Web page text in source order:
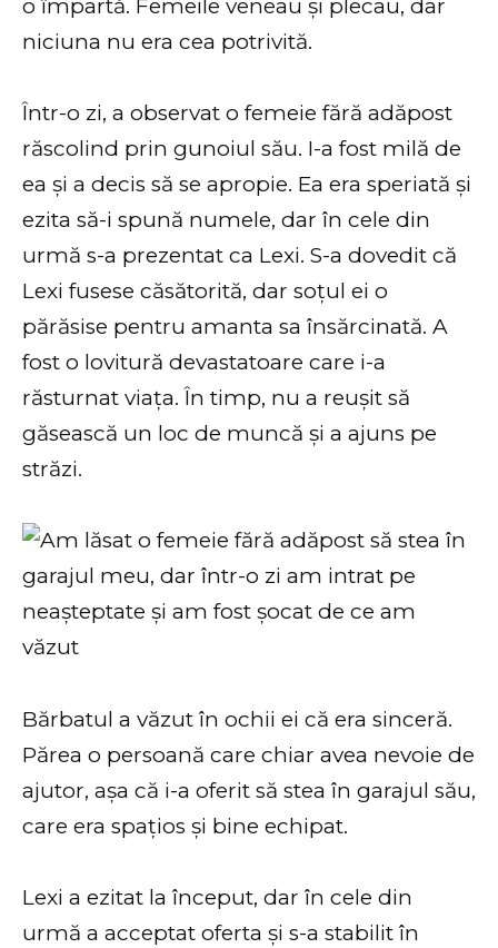
o împartă. Femeile veneau și plecau, dar
niciuna nu era cea potrivită.
Într-o zi, a observat o femeie fără adăpost
răscolind prin gunoiul său. I-a fost milă de
ea și a decis să se apropie. Ea era speriată și
ezita să-i spună numele, dar în cele din
urmă s-a prezentat ca Lexi. S-a dovedit că
Lexi fusese căsătorită, dar soțul ei o
părăsise pentru amanta sa însărcinată. A
fost o lovitură devastatoare care i-a
răsturnat viața. În timp, nu a reușit să
găsească un loc de muncă și a ajuns pe
străzi.
Bărbatul a văzut în ochii ei că era sinceră.
Părea o persoană care chiar avea nevoie de
ajutor, așa că i-a oferit să stea în garajul său,
care era spațios și bine echipat.
Lexi a ezitat la început, dar în cele din
urmă a acceptat oferta și s-a stabilit în